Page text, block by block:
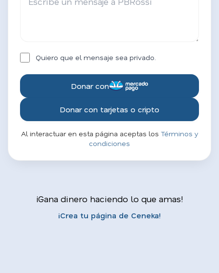
Quiero que el mensaje sea privado.
Donar con
Donar con tarjetas o cripto
Al interactuar en esta página aceptas los Términos y
condiciones
¡Gana dinero haciendo lo que amas!
¡Crea tu página de Ceneka!